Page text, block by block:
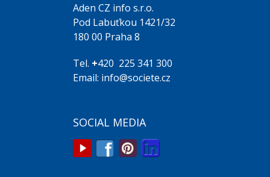
Aden CZ info s.r.o.
Pod Labuťkou 1421/32
180 00 Praha 8
Tel. +420 225 341 300
Email: info@societe.cz
SOCIAL MEDIA